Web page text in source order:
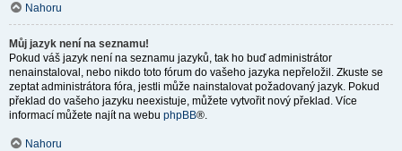
Nahoru
Můj jazyk není na seznamu!
Pokud váš jazyk není na seznamu jazyků, tak ho buď administrátor
nenainstaloval, nebo nikdo toto fórum do vašeho jazyka nepřeložil. Zkuste se
zeptat administrátora fóra, jestli může nainstalovat požadovaný jazyk. Pokud
překlad do vašeho jazyku neexistuje, můžete vytvořit nový překlad. Více
informací můžete najít na webu phpBB®.
Nahoru